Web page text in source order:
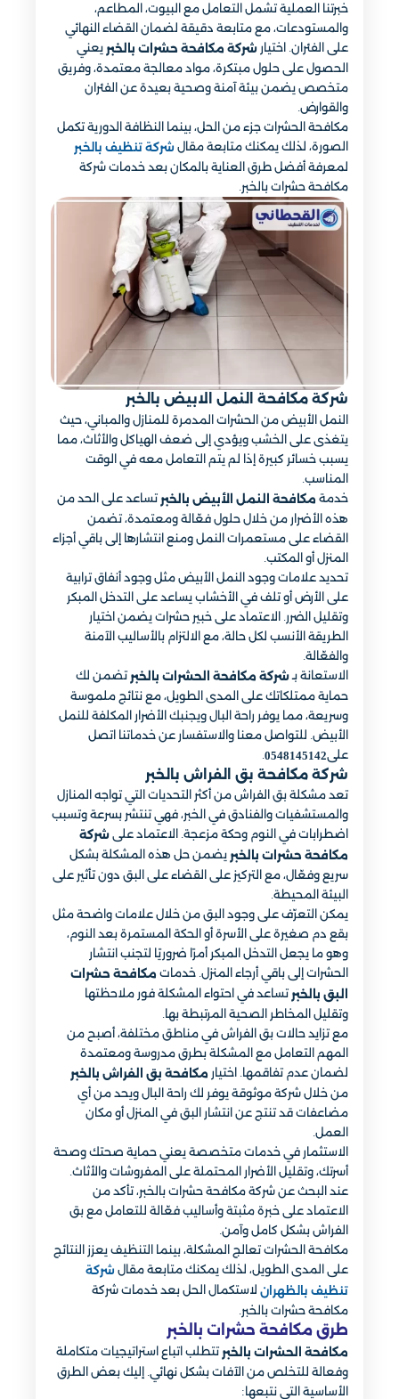
خبرتنا العملية تشمل التعامل مع البيوت، المطاعم،
والمستودعات، مع متابعة دقيقة لضمان القضاء النهائي
على الفئران. اختيار شركة مكافحة حشرات بالخبر يعني
الحصول على حلول مبتكرة، مواد معالجة معتمدة، وفريق
متخصص يضمن بيئة آمنة وصحية بعيدة عن الفئران
والقوارض.
مكافحة الحشرات جزء من الحل، بينما النظافة الدورية تكمل
الصورة، لذلك يمكنك متابعة مقال شركة تنظيف بالخبر
لمعرفة أفضل طرق العناية بالمكان بعد خدمات شركة
مكافحة حشرات بالخبر.
شركة مكافحة النمل الابيض بالخبر
النمل الأبيض من الحشرات المدمرة للمنازل والمباني، حيث
يتغذى على الخشب ويؤدي إلى ضعف الهياكل والأثاث، مما
يسبب خسائر كبيرة إذا لم يتم التعامل معه في الوقت
المناسب.
خدمة مكافحة النمل الأبيض بالخبر تساعد على الحد من
هذه الأضرار من خلال حلول فعّالة ومعتمدة، تضمن
القضاء على مستعمرات النمل ومنع انتشارها إلى باقي أجزاء
المنزل أو المكتب.
تحديد علامات وجود النمل الأبيض مثل وجود أنفاق ترابية
على الأرض أو تلف في الأخشاب يساعد على التدخل المبكر
وتقليل الضرر. الاعتماد على خبير حشرات يضمن اختيار
الطريقة الأنسب لكل حالة، مع الالتزام بالأساليب الآمنة
والفعّالة.
الاستعانة بـ شركة مكافحة الحشرات بالخبر تضمن لك
حماية ممتلكاتك على المدى الطويل، مع نتائج ملموسة
وسريعة، مما يوفر راحة البال ويجنبك الأضرار المكلفة للنمل
الأبيض. للتواصل معنا والاستفسار عن خدماتنا اتصل
على0548145142
شركة مكافحة بق الفراش بالخبر
تعد مشكلة بق الفراش من أكثر التحديات التي تواجه المنازل
والمستشفيات والفنادق في الخبر، فهي تنتشر بسرعة وتسبب
اضطرابات في النوم وحكة مزعجة. الاعتماد على شركة
مكافحة حشرات بالخبر يضمن حل هذه المشكلة بشكل
سريع وفعّال، مع التركيز على القضاء على البق دون تأثير على
البيئة المحيطة.
يمكن التعرّف على وجود البق من خلال علامات واضحة مثل
بقع دم صغيرة على الأسرة أو الحكة المستمرة بعد النوم،
وهو ما يجعل التدخل المبكر أمرًا ضروريًا لتجنب انتشار
الحشرات إلى باقي أرجاء المنزل. خدمات مكافحة حشرات
البق بالخبر تساعد في احتواء المشكلة فور ملاحظتها
وتقليل المخاطر الصحية المرتبطة بها.
مع تزايد حالات بق الفراش في مناطق مختلفة، أصبح من
المهم التعامل مع المشكلة بطرق مدروسة ومعتمدة
لضمان عدم تفاقمها. اختيار مكافحة بق الفراش بالخبر
من خلال شركة موثوقة يوفر لك راحة البال ويحد من أي
مضاعفات قد تنتج عن انتشار البق في المنزل أو مكان
العمل.
الاستثمار في خدمات متخصصة يعني حماية صحتك وصحة
أسرتك، وتقليل الأضرار المحتملة على المفروشات والأثاث.
عند البحث عن شركة مكافحة حشرات بالخبر، تأكد من
الاعتماد على خبرة مثبتة وأساليب فعّالة للتعامل مع بق
الفراش بشكل كامل وآمن.
مكافحة الحشرات تعالج المشكلة، بينما التنظيف يعزز النتائج
على المدى الطويل، لذلك يمكنك متابعة مقال شركة
تنظيف بالظهران لاستكمال الحل بعد خدمات شركة
مكافحة حشرات بالخبر.
طرق مكافحة حشرات بالخبر​
مكافحة الحشرات بالخبر تتطلب اتباع استراتيجيات متكاملة
وفعالة للتخلص من الآفات بشكل نهائي. إليك بعض الطرق
الأساسية التي نتبعها: